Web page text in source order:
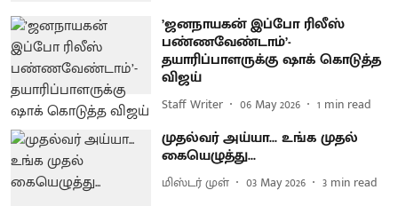
’ஜனநாயகன் இப்போ ரிலீஸ்
பண்ணவேண்டாம்’-
தயாரிப்பாளருக்கு ஷாக் கொடுத்த
விஜய்
Staff Writer 06 May 2026 1 min read
முதல்வர் அய்யா... உங்க முதல்
கையெழுத்து...
மிஸ்டர் முள் 03 May 2026 3 min read